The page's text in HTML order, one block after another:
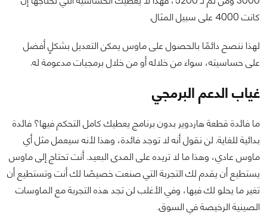
كانت 4000 على سبيل المثال.
لهذا ننصح دائمًا بالحصول على ماوس يمكن التعديل بشكلٍ أفضل
على حساسيته، سواء من خلاله أو من خلال برمجيات مدعومة له.
غياب الدعم البرمجي
ما فائدة قطعة هاردوير بدون برنامج يعطيك كامل التحكم فيها؟ فائدة
بدائية للغاية. لن نقول أنه لا توجد فائدة، وهذا لأنه سيعمل مثل أي
ماوس عادي، وهذا ما لا تريده على المدى البعيد. أنت تحتاج إلى ماوس
يستطيع أن يقدم لك التجربة التي صنعت خصيصًا لك أنت وتستطيع أن
تغير ما يحلو لك فيها، وفي الأغلب لن تجد هذه التجربة مع الماوسات
الصينية الرخيصة في السوق.